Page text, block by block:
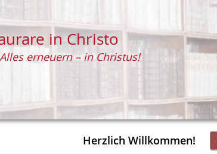
Herzlich Willkommen!
in Christo
Alles erneuern – in Christus!